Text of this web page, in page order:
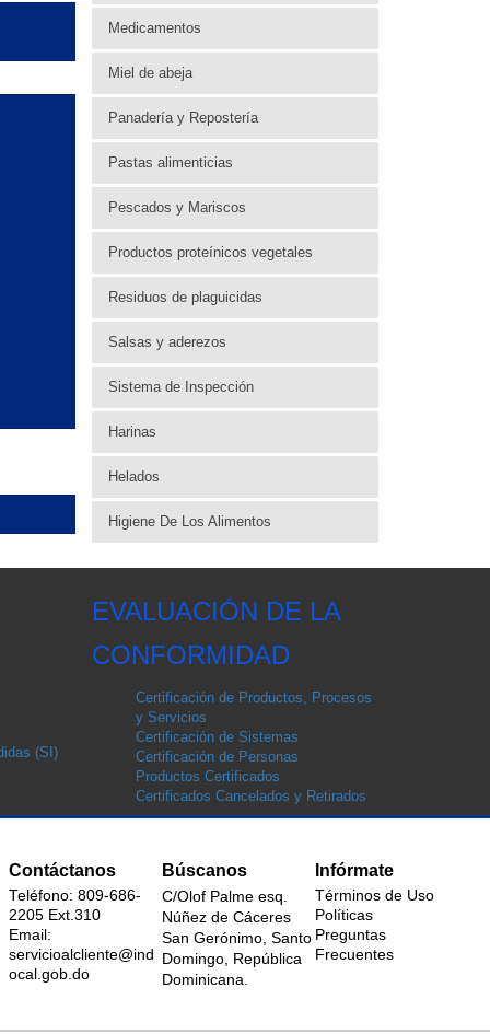
Medicamentos
Miel de abeja
Panadería y Repostería
Pastas alimenticias
Pescados y Mariscos
Productos proteínicos vegetales
Residuos de plaguicidas
Salsas y aderezos
Sistema de Inspección
Harinas
Helados
Higiene De Los Alimentos
(SI)
EVALUACIÓN DE LA
CONFORMIDAD
Certificación de Productos, Procesos
y Servicios
Certificación de Sistemas
Certificación de Personas
Productos Certificados
Certificados Cancelados y Retirados
Contáctanos
Teléfono: 809-686-
2205 Ext.310
Email:
servicioalcliente@ind
ocal.gob.do
Búscanos
C/Olof Palme esq.
Núñez de Cáceres
San Gerónimo, Santo
Domingo, República
Dominicana.
Infórmate
Términos de Uso
Políticas
Preguntas
Frecuentes